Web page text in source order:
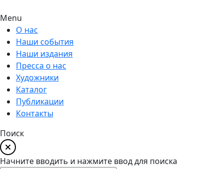
Menu
О нас
Наши события
Наши издания
Пресса о нас
Художники
Каталог
Публикации
Контакты
Поиск
Начните вводить и нажмите ввод для поиска